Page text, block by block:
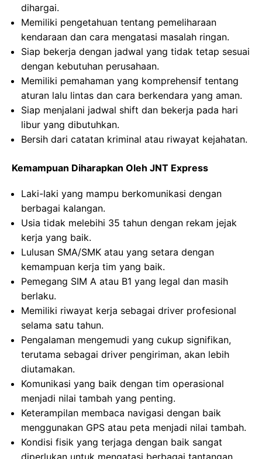
dihargai.
Memiliki pengetahuan tentang pemeliharaan
kendaraan dan cara mengatasi masalah ringan.
Siap bekerja dengan jadwal yang tidak tetap sesuai
dengan kebutuhan perusahaan.
Memiliki pemahaman yang komprehensif tentang
aturan lalu lintas dan cara berkendara yang aman.
Siap menjalani jadwal shift dan bekerja pada hari
libur yang dibutuhkan.
Bersih dari catatan kriminal atau riwayat kejahatan.
Kemampuan Diharapkan Oleh JNT Express
Laki-laki yang mampu berkomunikasi dengan
berbagai kalangan.
Usia tidak melebihi 35 tahun dengan rekam jejak
kerja yang baik.
Lulusan SMA/SMK atau yang setara dengan
kemampuan kerja tim yang baik.
Pemegang SIM A atau B1 yang legal dan masih
berlaku.
Memiliki riwayat kerja sebagai driver profesional
selama satu tahun.
Pengalaman mengemudi yang cukup signifikan,
terutama sebagai driver pengiriman, akan lebih
diutamakan.
Komunikasi yang baik dengan tim operasional
menjadi nilai tambah yang penting.
Keterampilan membaca navigasi dengan baik
menggunakan GPS atau peta menjadi nilai tambah.
Kondisi fisik yang terjaga dengan baik sangat